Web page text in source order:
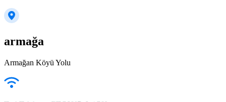
armağa
Armağan Köyü Yolu